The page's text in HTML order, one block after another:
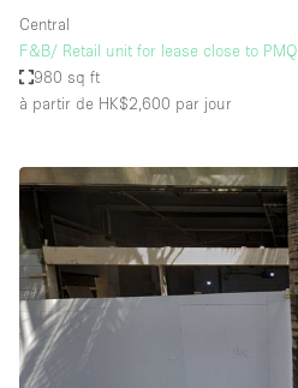
Central
F&B/ Retail unit for lease close to PMQ
980 sq ft
à partir de HK$2,600 par jour